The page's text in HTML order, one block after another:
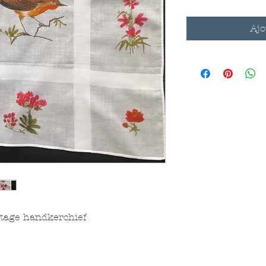
handkerchief